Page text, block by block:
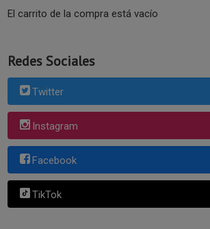
El carrito de la compra está vacío
Redes Sociales
Twitter
Instagram
Facebook
TikTok